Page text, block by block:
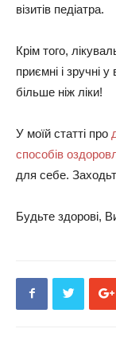
візитів педіатра.
Крім того,
приємні і зручні
більше ніж ліки!
У моїй статті про
способів
для себе.
Будьте здорові,